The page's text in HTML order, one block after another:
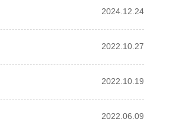
2024.12.24
2022.10.27
2022.10.19
2022.06.09